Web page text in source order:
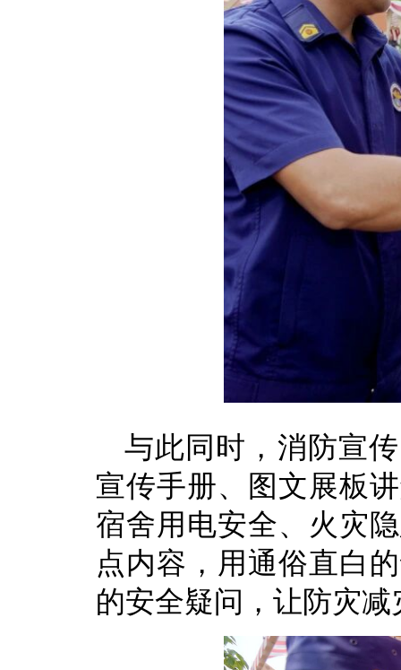
与此同时，消防宣
宣传手册、图文展板
宿舍用电安全、火灾
点内容，用通俗直白
的安全疑问，让防灾